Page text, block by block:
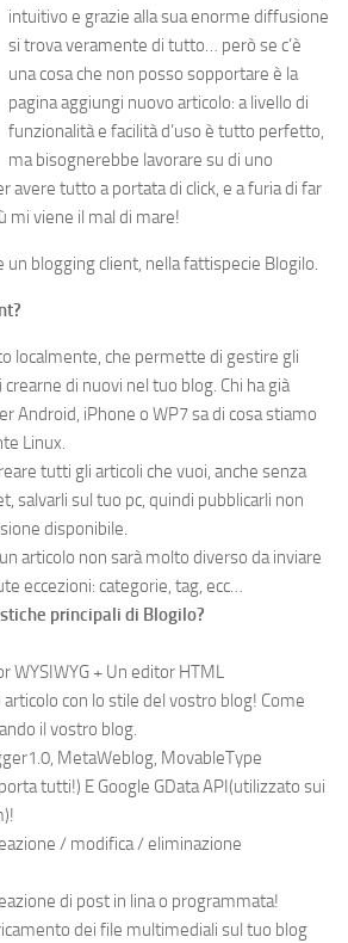
intuitivo e grazie alla sua enorme diffusione
si trova veramente di tutto… però se c’è
una cosa che non posso sopportare è la
pagina aggiungi nuovo articolo: a livello di
funzionalità e facilità d’uso è tutto perfetto,
ma bisognerebbe lavorare su di uno
avere tutto a portata di click, e a furia di far
mi viene il mal di mare!
un blogging client, nella fattispecie Blogilo.
localmente, che permette di gestire gli
di nuovi nel tuo blog. Chi ha già
Android, iPhone o WP7 sa di cosa stiamo
Linux.
tutti gli articoli che vuoi, anche senza
salvarli sul tuo pc, quindi pubblicarli non
disponibile.
articolo non sarà molto diverso da inviare
eccezioni: categorie, tag, ecc…
principali di Blogilo?
WYSIWYG + Un editor HTML
articolo con lo stile del vostro blog! Come
il vostro blog.
, MetaWeblog, MovableType
tutti!) E Google GDataAPI(utilizzato sui
)!
/ modifica/eliminazione
di post in lina o programmata!
dei file multimediali sul tuo blog